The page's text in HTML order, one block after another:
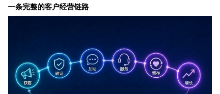
一条完整的客户经营链路